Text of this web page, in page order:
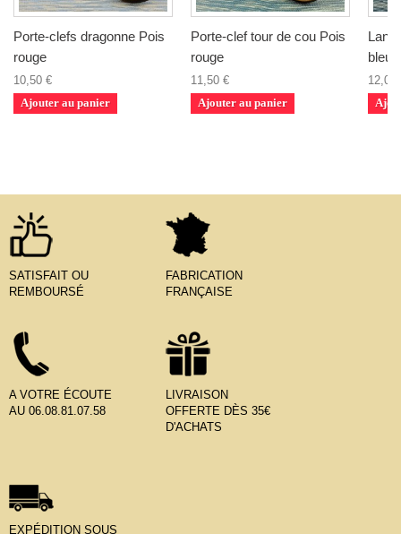
Porte-clefs dragonne Pois
rouge
10,50 €
Ajouter au panier
Porte-clef tour de cou Pois
rouge
11,50 €
Ajouter au panier
bleu
12,00
SATISFAIT OU
REMBOURSÉ
FABRICATION
FRANÇAISE
A VOTRE ÉCOUTE
AU 06.08.81.07.58
LIVRAISON
OFFERTE DÈS 35€
D'ACHATS
EXPÉDITION SOUS